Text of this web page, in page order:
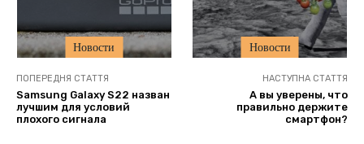
Новости Новости
ПОПЕРЕДНЯ СТАТТЯ
Samsung Galaxy S22 назван
лучшим для условий
плохого сигнала
НАСТУПНА СТАТТЯ
А вы уверены, что
правильно держите
смартфон?